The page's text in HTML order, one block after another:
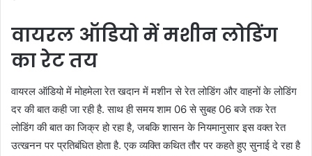
वायरल ऑडियो में मशीन लोडिंग
का रेट तय
वायरल ऑडियो में मोहमेला रेत खदान में मशीन से रेत लोडिंग और वाहनों के लोडिंग
दर की बात कही जा रही है. साथ ही समय शाम 06 से सुबह 06 बजे तक रेत
लोडिंग की बात का जिक्र हो रहा है, जबकि शासन के नियमानुसार इस वक्त रेत
उत्खनन पर प्रतिबंधित होता है. एक व्यक्ति कथित तौर पर कहते हुए सुनाई दे रहा है